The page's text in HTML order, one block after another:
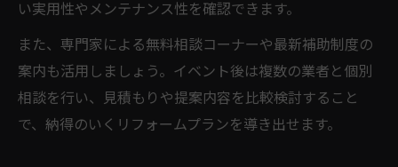
い実用性やメンテナンス性を確認できます。
また、専門家による無料相談コーナーや最新補助制度の
案内も活用しましょう。イベント後は複数の業者と個別
相談を行い、見積もりや提案内容を比較検討すること
で、納得のいくリフォームプランを導き出せます。